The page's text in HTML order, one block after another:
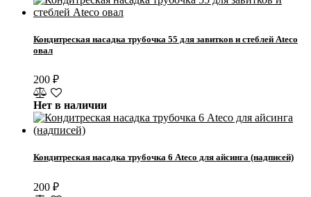
Кондитреская насадка трубочка 55 для завитков и стеблей Ateco
овал
200 ₽
Нет в наличии
Кондитреская насадка трубочка 6 Ateco для айсинга (надписей)
200 ₽